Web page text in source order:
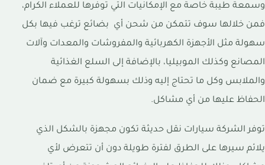
وسمعة طيبة خاصة مع الإمكانيات التي توفرها للعملاء الكرام،
فمن خلالها سوف تتمكن من شحن أي بضائع ترغب فيها بكل
سهولة مثل الأجهزة الكهربائية والمفروشات والمعدات وآلات
المصانع وكذلك الموبيليا، بالإضافة إلى السلع الغذائية
والملابس وكل ما تحتاج إليه وذلك بسهولة كبيرة مع ضمان
الحفاظ عليها من أي مشاكل.
توفر الشركة سيارات نقل حديثة تكون مجهزة بالشكل الذي
يلائم سيرها على الطرق لفترة طويلة دون أن تتعرض لأي